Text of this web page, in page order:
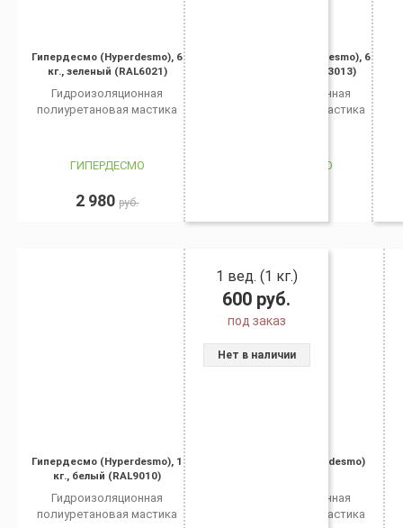
Гипердесмо (Hyperdesmo), 6
кг., зеленый (RAL6021)
Гидроизоляционная
полиуретановая мастика
ГИПЕРДЕСМО
2 980руб.
Гипердесмо (Hyperdesmo), 6
кг., красный (RAL3013)
Гидроизоляционная
полиуретановая мастика
ГИПЕРДЕСМО
Гипердесмо (Hyperdesmo), 1
кг., белый (RAL9010)
Гидроизоляционная
полиуретановая мастика
1 вед. (1 кг.)
600 руб.
под заказ
Нет в наличии
Гипердесмо (Hyperdesmo)
Гидроизоляционная
полиуретановая мастика